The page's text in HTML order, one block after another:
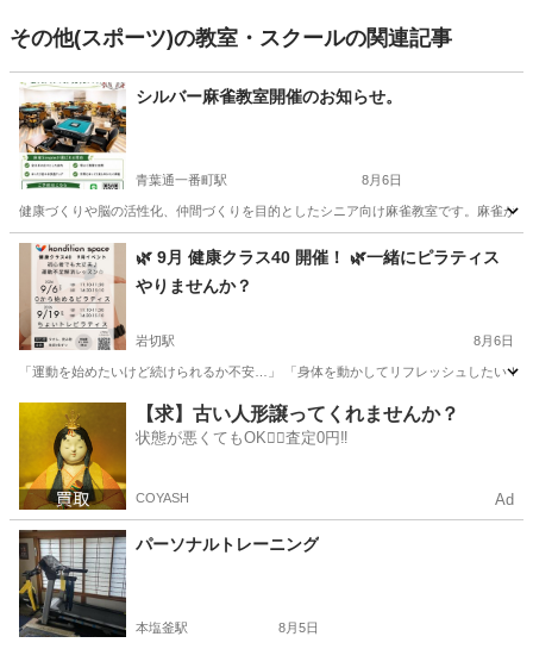
その他(スポーツ)の教室・スクールの関連記事
シルバー麻雀教室開催のお知らせ。
青葉通一番町駅 8月6日
健康づくりや脳の活性化、仲間づくりを目的としたシニア向け麻雀教室です。麻雀が
宮城 仙台市 青葉通一番町駅 その他 シニア向け
🌿 9月 健康クラス40 開催！ 🌿一緒にピラティス
やりませんか？
岩切駅 8月6日
「運動を始めたいけど続けられるか不安…」 「身体を動かしてリフレッシュしたい
岩切駅 その他 ピラティス
【求】古い人形譲ってくれませんか？
状態が悪くてもOK🙆‍♀️査定0円‼️
COYASH Ad
パーソナルトレーニング
本塩釜駅 8月5日